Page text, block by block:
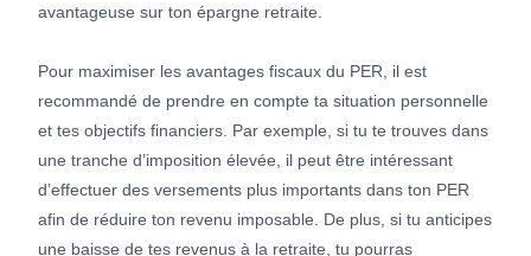
avantageuse sur ton épargne retraite.
Pour maximiser les avantages fiscaux du PER, il est
recommandé de prendre en compte ta situation personnelle
et tes objectifs financiers. Par exemple, si tu te trouves dans
une tranche d’imposition élevée, il peut être intéressant
d’effectuer des versements plus importants dans ton PER
afin de réduire ton revenu imposable. De plus, si tu anticipes
une baisse de tes revenus à la retraite, tu pourras